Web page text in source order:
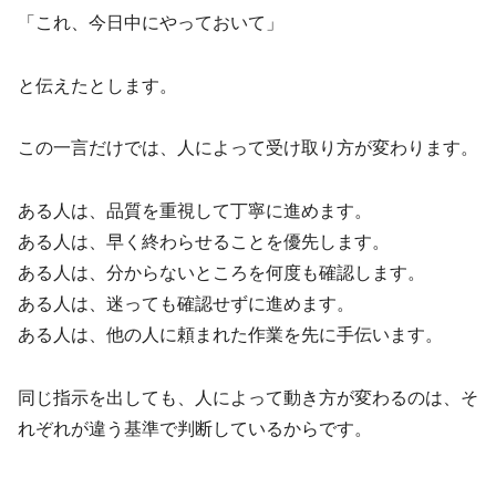
「これ、今日中にやっておいて」
と伝えたとします。
この一言だけでは、人によって受け取り方が変わります。
ある人は、品質を重視して丁寧に進めます。
ある人は、早く終わらせることを優先します。
ある人は、分からないところを何度も確認します。
ある人は、迷っても確認せずに進めます。
ある人は、他の人に頼まれた作業を先に手伝います。
同じ指示を出しても、人によって動き方が変わるのは、そ
れぞれが違う基準で判断しているからです。